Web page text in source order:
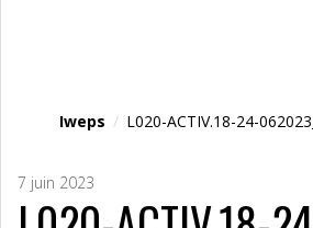
Iweps / L020-ACTIV.18-24-
7 juin 2023